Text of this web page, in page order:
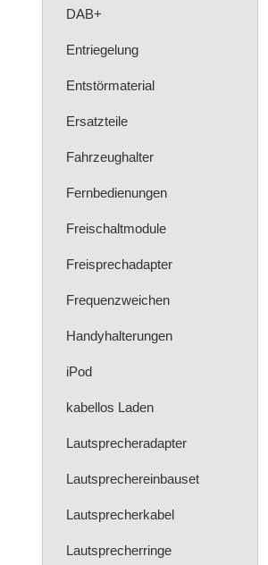
DAB+
Entriegelung
Entstörmaterial
Ersatzteile
Fahrzeughalter
Fernbedienungen
Freischaltmodule
Freisprechadapter
Frequenzweichen
Handyhalterungen
iPod
kabellos Laden
Lautsprecheradapter
Lautsprechereinbauset
Lautsprecherkabel
Lautsprecherringe